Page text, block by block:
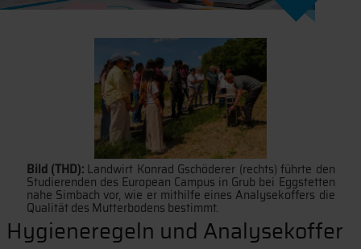
Bild (THD): Landwirt Konrad Gschöderer (rechts) führte den
Studierenden des European Campus in Grub bei Eggstetten
nahe Simbach vor, wie er mithilfe eines Analysekoffers die
Qualität des Mutterbodens bestimmt.
Hygieneregeln und Analysekoffer